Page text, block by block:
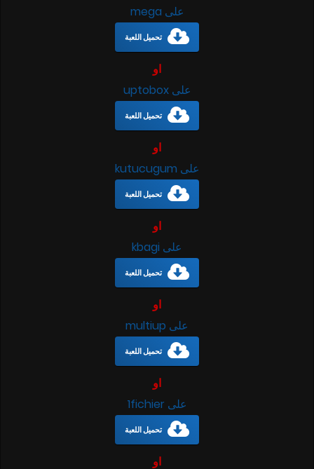
على mega
تحميل اللعبة
او
على uptobox
تحميل اللعبة
او
على kutucugum
تحميل اللعبة
او
على kbagi
تحميل اللعبة
او
على multiup
تحميل اللعبة
او
على 1fichier
تحميل اللعبة
او